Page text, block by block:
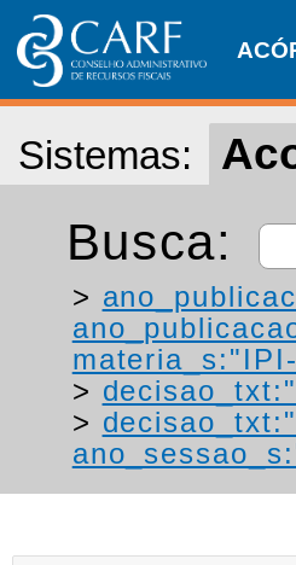
Sistemas:
Busca:
>
>
>